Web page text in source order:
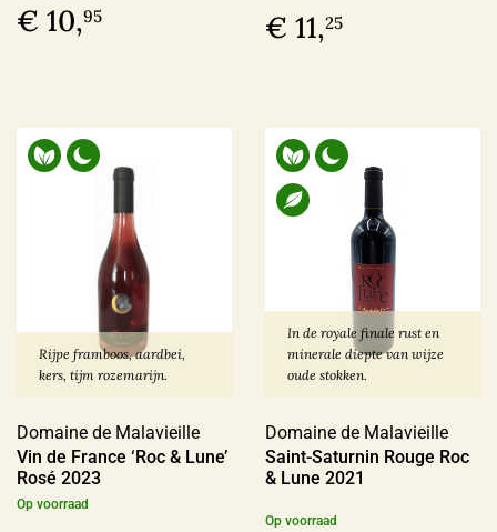
Vin Nature
€ 10,95 € 11,25
Rijpe framboos, aardbei,
kers, tijm rozemarijn.
Domaine de Malavieille
Vin de France ‘Roc & Lune’
Rosé 2023
Op voorraad
In de royale finale rust en
minerale diepte van wijze
oude stokken.
Domaine de Malavieille
Saint-Saturnin Rouge Roc
& Lune 2021
Op voorraad